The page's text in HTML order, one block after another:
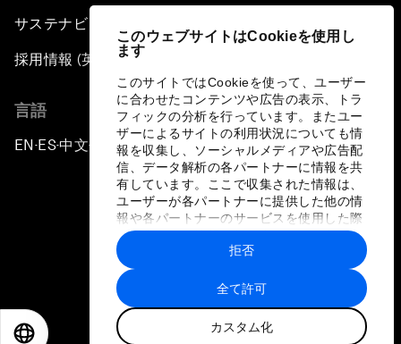
このウェブサイトはCookieを使用し
ます
このサイトではCookieを使って、ユーザー
に合わせたコンテンツや広告の表示、トラ
フィックの分析を行っています。またユー
ザーによるサイトの利用状況についても情
報を収集し、ソーシャルメディアや広告配
信、データ解析の各パートナーに情報を共
有しています。ここで収集された情報は、
ユーザーが各パートナーに提供した他の情
報や各パートナーのサービスを使用した際
に収集された情報と組み合わされ、各パー
トナーによって使用されることがありま
す。
全て許可
カスタム化
拒否
サステナビリティへの取り組み
採用情報 (英語のみ)
言語
EN ▪ES▪中文▪ 日本語
プライバシーポリシーと利用規約
サイトマップ
©
世界経済フォーラム